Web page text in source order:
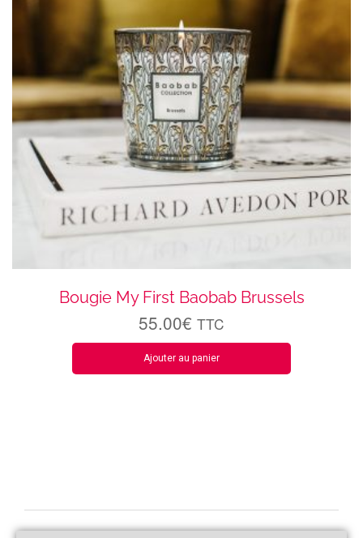
Bougie My First Baobab Brussels
55.00€ TTC
Ajouter au panier